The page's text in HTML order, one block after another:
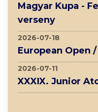
Magyar Kupa -
verseny
2026-07-18
European Open
2026-07-11
XXXIX. Junior